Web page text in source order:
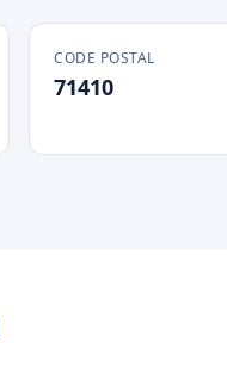
CODE POSTAL
71410